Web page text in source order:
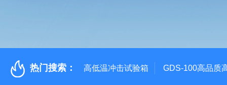
热门搜索： 高低温冲击试验箱 GDS-100高品质